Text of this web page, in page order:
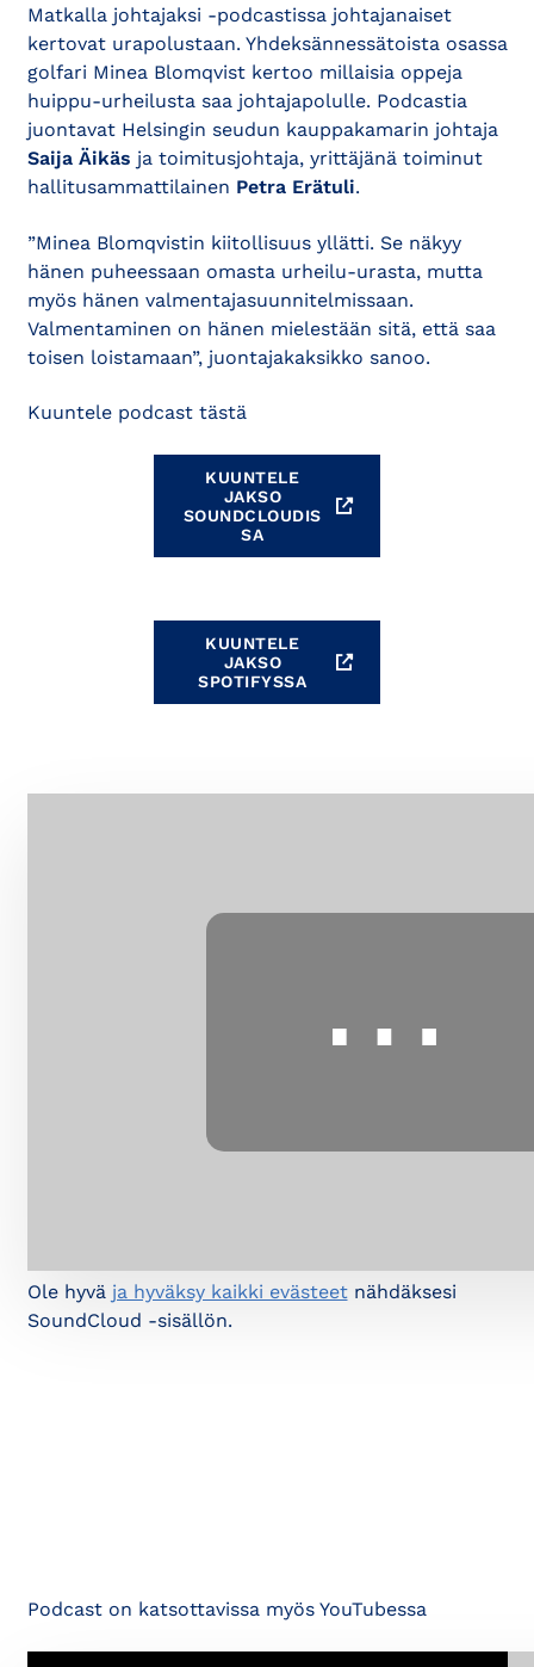
Matkalla johtajaksi -podcastissa johtajanaiset
kertovat urapolustaan. Yhdeksännessätoista osassa
golfari Minea Blomqvist kertoo millaisia oppeja
huippu-urheilusta saa johtajapolulle. Podcastia
juontavat Helsingin seudun kauppakamarin johtaja
Saija Äikäs ja toimitusjohtaja, yrittäjänä toiminut
hallitusammattilainen Petra Erätuli.
”Minea Blomqvistin kiitollisuus yllätti. Se näkyy
hänen puheessaan omasta urheilu-urasta, mutta
myös hänen valmentajasuunnitelmissaan.
Valmentaminen on hänen mielestään sitä, että saa
toisen loistamaan”, juontajakaksikko sanoo.
Kuuntele podcast tästä
KUUNTELE
JAKSO
SOUNDCLOUDIS
SA
KUUNTELE
JAKSO
SPOTIFYSSA
⋯
Ole hyvä ja hyväksy kaikki evästeetnähdäksesi
SoundCloud -sisällön.
Podcast on katsottavissa myös YouTubessa